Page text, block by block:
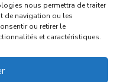
nous permettra de traiter
de navigation ou les
ou retirer le
et caractéristiques.
-
Zone